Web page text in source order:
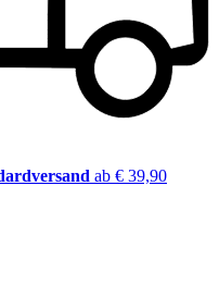
ab € 39,90